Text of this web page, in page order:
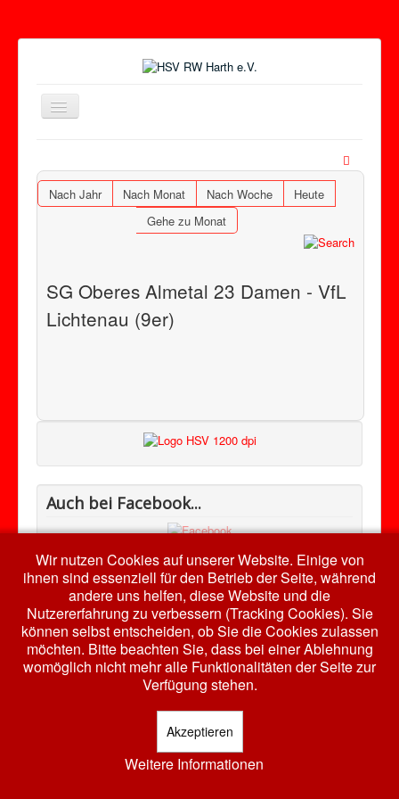
Toggle
Navigation
Nach Jahr Nach Monat Nach Woche
Heute
Gehe zu Monat
SG Oberes Almetal 23 Damen - VfL
Lichtenau (9er)
Auch bei Facebook...
Nach oben
© 2026 HSV RW Harth e.V.
Wir nutzen Cookies auf unserer Website. Einige von
ihnen sind essenziell für den Betrieb der Seite, während
andere uns helfen, diese Website und die
Nutzererfahrung zu verbessern (Tracking Cookies). Sie
können selbst entscheiden, ob Sie die Cookies zulassen
möchten. Bitte beachten Sie, dass bei einer Ablehnung
womöglich nicht mehr alle Funktionalitäten der Seite zur
Verfügung stehen.
Akzeptieren
Weitere Informationen